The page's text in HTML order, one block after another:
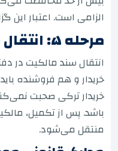
الزامی است. اعتبار
مرحله ۵: انتقال سند مالکیت (تاپو)
انتقال سند مالکیت در
خریدار و هم فروشنده
خریدار ترکی صحبت
باشد. پس از تکمیل،
منتقل می‌شود.